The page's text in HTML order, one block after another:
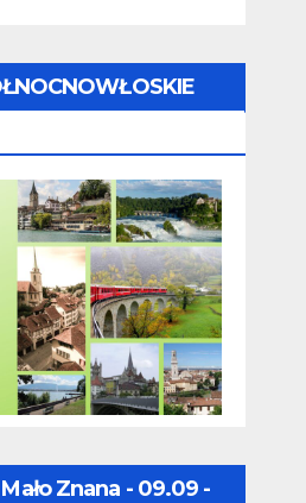
Znana - 09.09 -